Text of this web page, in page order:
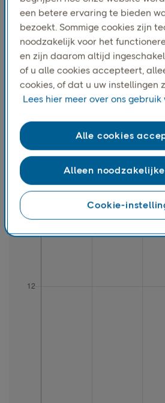
Groei detailhandel
een betere ervaring te bieden
bezoekt. Sommige cookies zijn
noodzakelijk voor het
en zijn daarom altijd
of u alle cookies accepteert,
cookies, of dat u uw instellingen
Lees hier meer over ons gebruik
Cookie-
Alleen
Alle cookies